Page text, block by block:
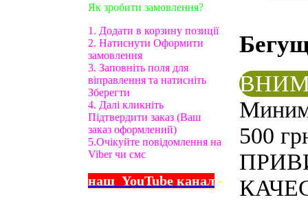
Як зробити замовлення?
1. Додати в корзину позиції
2. Натиснути Оформити
замовлення
3. Заповніть поля для
віправлення та натисніть
Зберегти
4. Далі кликніть
Підтвердити заказ (Ваш
заказ оформлений)
5.Очікуйте повідомлення на
Viber чи смс
наш YouTube канал -
500